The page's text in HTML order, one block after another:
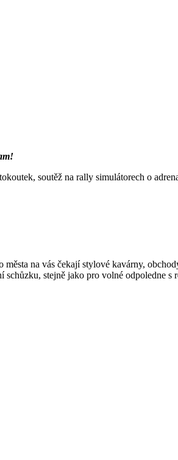
soutěž na rally simulátorech o
na vás čekají stylové kavárny,
stejně jako pro volné odpoledne s